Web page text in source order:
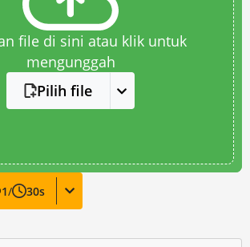
file di sini atau klik untuk
mengunggah
Pilih file
1/ 30s